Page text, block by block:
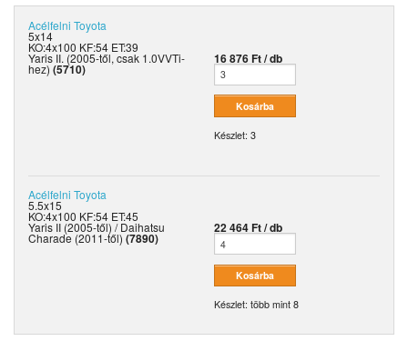
Acélfelni Toyota
5x14
KO:4x100 KF:54 ET:39
Yaris II. (2005-től, csak 1.0VVTi-
hez) (5710)
16 876 Ft / db
Készlet: 3
Acélfelni Toyota
5.5x15
KO:4x100 KF:54 ET:45
Yaris II (2005-től) / Daihatsu
Charade (2011-től) (7890)
22 464 Ft / db
Készlet: több mint 8